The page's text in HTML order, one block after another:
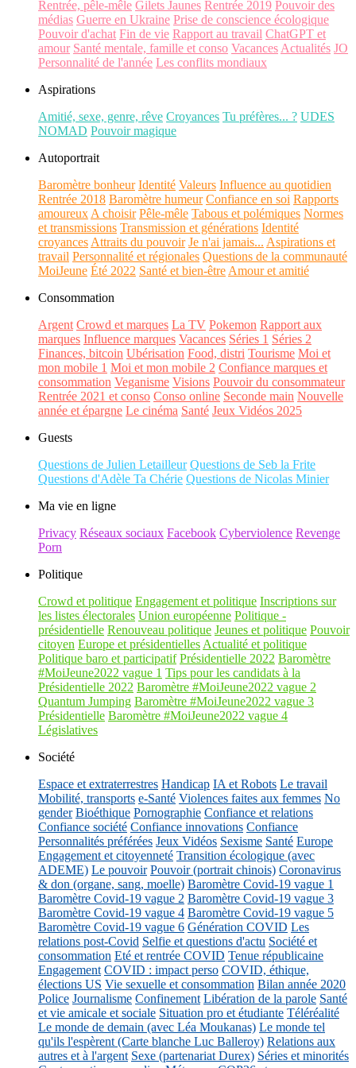
Rentrée, pêle-mêle Gilets Jaunes Rentrée 2019 Pouvoir des
médias Guerre en Ukraine Prise de conscience écologique
Pouvoir d'achat Fin de vie Rapport au travail ChatGPT et
amour Santé mentale, famille et conso Vacances Actualités JO
Personnalité de l'année Les conflits mondiaux
Aspirations
Amitié, sexe, genre, rêve Croyances Tu préfères... ? UDES
NOMAD Pouvoir magique
Autoportrait
Baromètre bonheur Identité Valeurs Influence au quotidien
Rentrée 2018 Baromètre humeur Confiance en soi Rapports
amoureux A choisir Pêle-mêle Tabous et polémiques Normes
et transmissions Transmission et générations Identité
croyances Attraits du pouvoir Je n'ai jamais... Aspirations et
travail Personnalité et régionales Questions de la communauté
MoiJeune Été 2022 Santé et bien-être Amour et amitié
Consommation
Argent Crowd et marques La TV Pokemon Rapport aux
marques Influence marques Vacances Séries 1 Séries 2
Finances, bitcoin Ubérisation Food, distri Tourisme Moi et
mon mobile 1 Moi et mon mobile 2 Confiance marques et
consommation Veganisme Visions Pouvoir du consommateur
Rentrée 2021 et conso Conso online Seconde main Nouvelle
année et épargne Le cinéma Santé Jeux Vidéos 2025
Guests
Questions de Julien Letailleur Questions de Seb la Frite
Questions d'Adèle Ta Chérie Questions de Nicolas Minier
Ma vie en ligne
Privacy Réseaux sociaux Facebook Cyberviolence Revenge
Porn
Politique
Crowd et politique Engagement et politique Inscriptions sur
les listes électorales Union européenne Politique -
présidentielle Renouveau politique Jeunes et politique Pouvoir
citoyen Europe et présidentielles Actualité et politique
Politique baro et participatif Présidentielle 2022 Baromètre
#MoiJeune2022 vague 1 Tips pour les candidats à la
Présidentielle 2022 Baromètre #MoiJeune2022 vague 2
Quantum Jumping Baromètre #MoiJeune2022 vague 3
Présidentielle Baromètre #MoiJeune2022 vague 4
Législatives
Société
Espace et extraterrestres Handicap IA et Robots Le travail
Mobilité, transports e-Santé Violences faites aux femmes No
gender Bioéthique Pornographie Confiance et relations
Confiance société Confiance innovations Confiance
Personnalités préférées Jeux Vidéos Sexisme Santé Europe
Engagement et citoyenneté Transition écologique (avec
ADEME) Le pouvoir Pouvoir (portrait chinois) Coronavirus
& don (organe, sang, moelle) Baromètre Covid-19 vague 1
Baromètre Covid-19 vague 2 Baromètre Covid-19 vague 3
Baromètre Covid-19 vague 4 Baromètre Covid-19 vague 5
Baromètre Covid-19 vague 6 Génération COVID Les
relations post-Covid Selfie et questions d'actu Société et
consommation Eté et rentrée COVID Tenue républicaine
Engagement COVID : impact perso COVID, éthique,
élections US Vie sexuelle et consommation Bilan année 2020
Police Journalisme Confinement Libération de la parole Santé
et vie amicale et sociale Situation pro et étudiante Téléréalité
Le monde de demain (avec Léa Moukanas) Le monde tel
qu'ils l'espèrent (Carte blanche Luc Balleroy) Relations aux
autres et à l'argent Sexe (partenariat Durex) Séries et minorités